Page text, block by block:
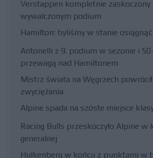
Verstappen kompletnie zaskoczony
wywalczonym podium
Hamilton: byliśmy w stanie
Antonelli z 9. podium w sezonie i
przewagą nad Hamiltonem
Mistrz świata na Węgrzech
zwyciężania
Alpine spada na szóste miejsce
Racing Bulls przeskoczyło Alpine w
generalnej
Hulkenberg w końcu z punktami w